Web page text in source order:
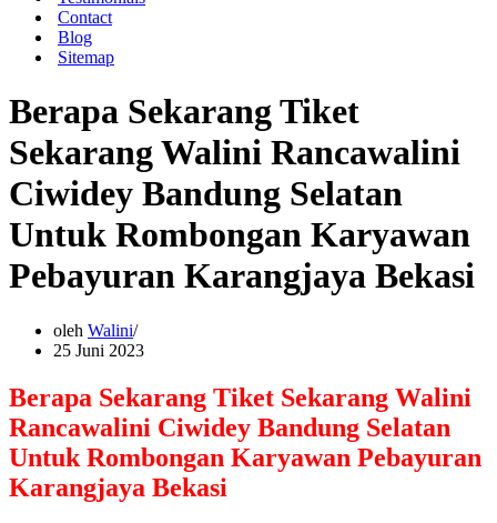
Contact
Blog
Sitemap
Berapa Sekarang Tiket
Sekarang Walini Rancawalini
Ciwidey Bandung Selatan
Untuk Rombongan Karyawan
Pebayuran Karangjaya Bekasi
oleh Walini
25 Juni 2023
Berapa Sekarang Tiket Sekarang Walini
Rancawalini Ciwidey Bandung Selatan
Untuk Rombongan Karyawan Pebayuran
Karangjaya Bekasi